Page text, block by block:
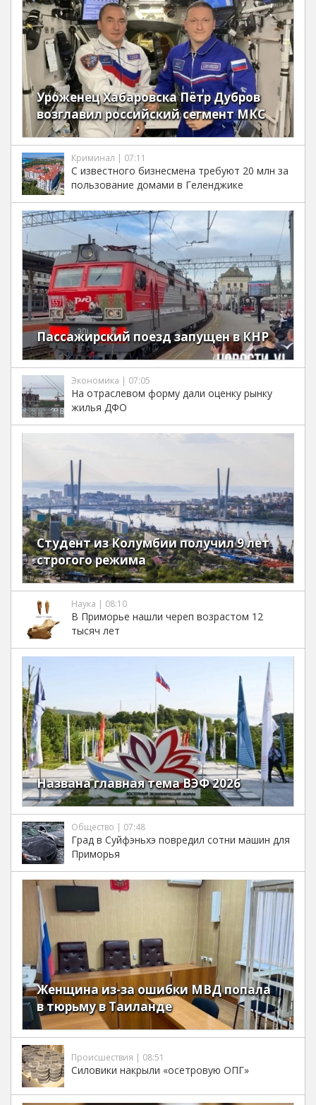
Уроженец Хабаровска Пётр Дубров
возглавил российский сегмент МКС
Криминал | 07:11
С известного бизнесмена требуют 20 млн за
пользование домами в Геленджике
Пассажирский поезд запущен в КНР
Экономика | 07:05
На отраслевом форму дали оценку рынку
жилья ДФО
Студент из Колумбии получил 9 лет
строгого режима
Наука | 08:10
В Приморье нашли череп возрастом 12
тысяч лет
Названа главная тема ВЭФ 2026
Общество | 07:48
Град в Суйфэньхэ повредил сотни машин для
Приморья
Женщина из-за ошибки МВД попала
в тюрьму в Таиланде
Происшествия | 08:51
Силовики накрыли «осетровую ОПГ»